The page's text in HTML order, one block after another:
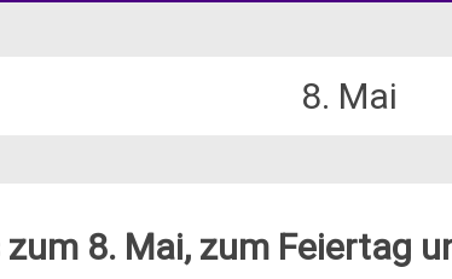
8. Mai
zum 8. Mai, zum Feiertag